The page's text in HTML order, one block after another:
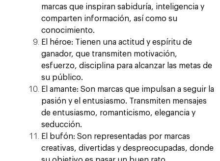
marcas que inspiran sabiduría, inteligencia y
comparten información, así como su
conocimiento.
El héroe: Tienen una actitud y espíritu de
ganador, que transmiten motivación,
esfuerzo, disciplina para alcanzar las metas de
su público.
El amante: Son marcas que impulsan a seguir la
pasión y el entusiasmo. Transmiten mensajes
de entusiasmo, romanticismo, elegancia y
seducción.
El bufón: Son representadas por marcas
creativas, divertidas y despreocupadas, donde